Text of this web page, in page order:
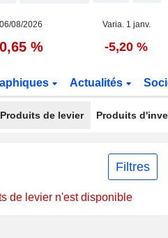
08/2026 Varia. 1 janv.
% -5,20 %
Actualités
Produits de levier Produits
Filtres
de levier n'est disponible